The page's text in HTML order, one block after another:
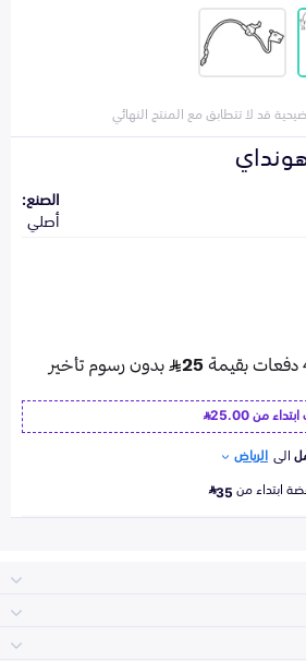
قد لا تتطابق مع المنتج النهائي
الصنع:
أصلي
25.00
الى الرياض
ابتداء من35